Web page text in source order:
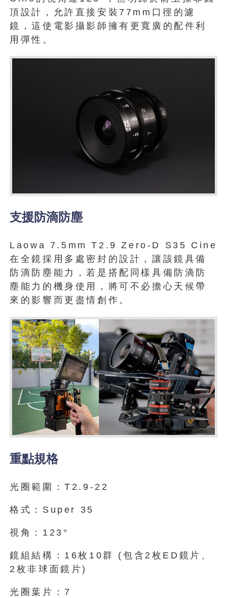
頂設計，允許直接安裝77mm口徑的濾
鏡，這使電影攝影師擁有更寬廣的配件利
用彈性。
支援防滴防塵
Laowa 7.5mm T2.9 Zero-D S35 Cine
在全鏡採用多處密封的設計，讓該鏡具備
防滴防塵能力，若是搭配同樣具備防滴防
塵能力的機身使用，將可不必擔心天候帶
來的影響而更盡情創作。
重點規格
光圈範圍：T2.9-22
格式：Super 35
視角：123°
鏡組結構：16枚10群 (包含2枚ED鏡片、
2枚非球面鏡片)
光圈葉片：7